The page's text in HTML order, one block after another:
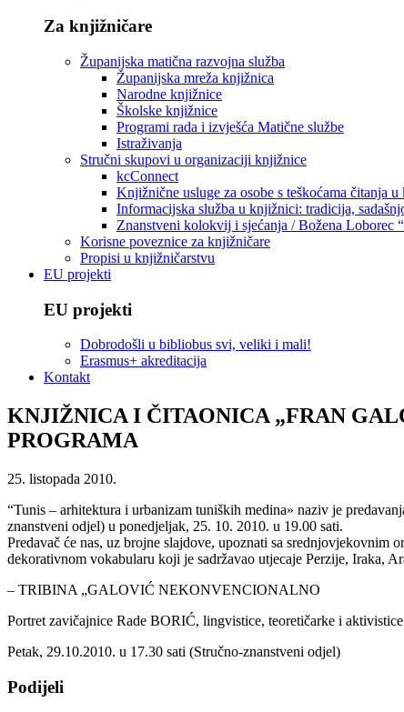
Za knjižničare
Županijska matična razvojna služba
Županijska mreža knjižnica
Narodne knjižnice
Školske knjižnice
Programi rada i izvješća Matične službe
Istraživanja
Stručni skupovi u organizaciji knjižnice
kcConnect
Knjižnične usluge za osobe s teškoćama čitanja
Informacijska služba u knjižnici: tradicija,
Znanstveni kolokvij i sjećanja / Božena Loborec
Korisne poveznice za knjižničare
Propisi u knjižničarstvu
EU projekti
EU projekti
Dobrodošli u bibliobus svi, veliki i mali!
Erasmus+ akreditacija
Kontakt
KNJIŽNICA I ČITAONICA „FRAN
PROGRAMA
25. listopada 2010.
“Tunis – arhitektura i urbanizam tuniških medina» naziv je
znanstveni odjel) u ponedjeljak, 25. 10. 2010. u 19.00 sati.
Predavač će nas, uz brojne slajdove, upoznati sa
dekorativnom vokabularu koji je sadržavao utjecaje Perzije, Iraka,
– TRIBINA „GALOVIĆ NEKONVENCIONALNO
Portret zavičajnice Rade BORIĆ, lingvistice, teoretičarke i
Petak, 29.10.2010. u 17.30 sati (Stručno-znanstveni odjel)
Podijeli